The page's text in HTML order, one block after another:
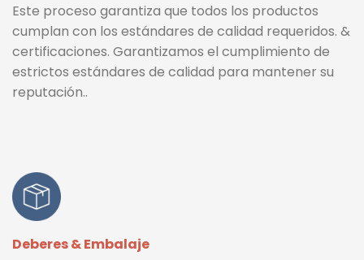
Este proceso garantiza que todos los productos
cumplan con los estándares de calidad requeridos. &
certificaciones. Garantizamos el cumplimiento de
estrictos estándares de calidad para mantener su
reputación..
Deberes & Embalaje